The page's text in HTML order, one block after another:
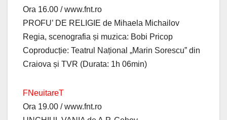
Ora 16.00 / www.fnt.ro
PROFU’ DE RELIGIE de Mihaela Michailov
Regia, scenografia și muzica: Bobi Pricop
Coproducție: Teatrul Național „Marin Sorescu” din
Craiova și TVR (Durata: 1h 06min)
FNeuitareT
Ora 19.00 / www.fnt.ro